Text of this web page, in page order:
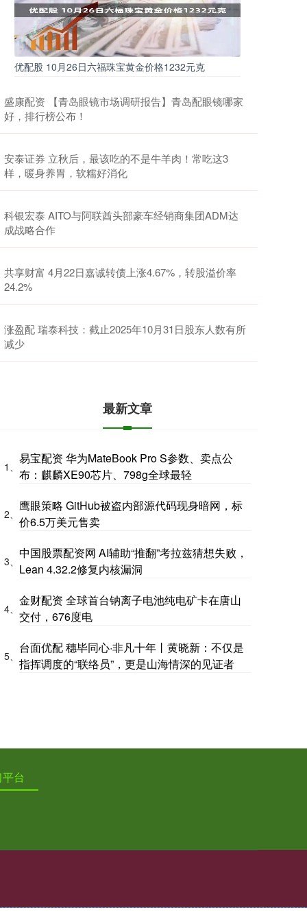
优配股 10月26日六福珠宝黄金价格1232元克
盛康配资 【青岛眼镜市场调研报告】青岛配眼镜哪家
好，排行榜公布！
安泰证券 立秋后，最该吃的不是牛羊肉！常吃这3
样，暖身养胃，软糯好消化
科银宏泰 AITO与阿联酋头部豪车经销商集团ADM达
成战略合作
共享财富 4月22日嘉诚转债上涨4.67%，转股溢价率
24.2%
涨盈配 瑞泰科技：截止2025年10月31日股东人数有所
减少
最新文章
1、
易宝配资 华为MateBook Pro S参数、卖点公
布：麒麟XE90芯片、798g全球最轻
2、
鹰眼策略 GitHub被盗内部源代码现身暗网，标
价6.5万美元售卖
3、
中国股票配资网 AI辅助“推翻”考拉兹猜想失败，
Lean 4.32.2修复内核漏洞
4、
金财配资 全球首台钠离子电池纯电矿卡在唐山
交付，676度电
5、
台面优配 穗毕同心·非凡十年丨黄晓新：不仅是
指挥调度的“联络员”，更是山海情深的见证者
台